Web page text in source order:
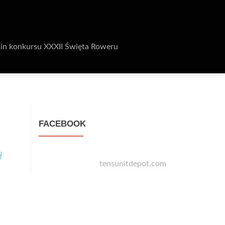
konkursu XXXII Święta Roweru
FACEBOOK
tensunitdepot.com